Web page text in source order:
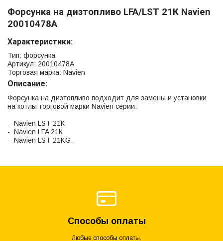
Форсунка на дизтопливо LFA/LST 21К Navien
20010478А
Характеристики:
Тип: форсунка
Артикул: 20010478А
Торговая марка: Navien
Описание:
Форсунка на дизтопливо подходит для замены и установки
на котлы торговой марки Navien серии:
- Navien LST 21К
- Navien LFA 21К
- Navien LST 21KG.
Способы оплаты
Любые способы оплаты.